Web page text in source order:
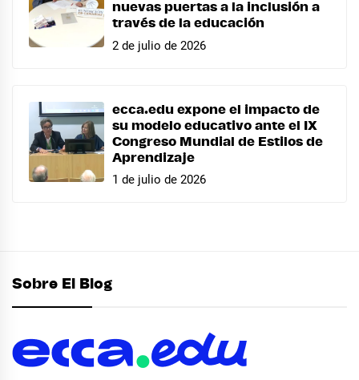
nuevas puertas a la inclusión a
través de la educación
2 de julio de 2026
ecca.edu expone el impacto de
su modelo educativo ante el IX
Congreso Mundial de Estilos de
Aprendizaje
1 de julio de 2026
Sobre El Blog